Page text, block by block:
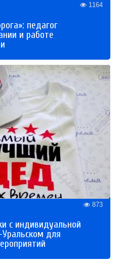
1164
педагог
и работе
873
с индивидуальной
для